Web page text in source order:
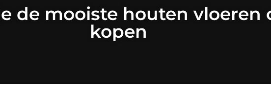
de mooiste houten vloeren
kopen